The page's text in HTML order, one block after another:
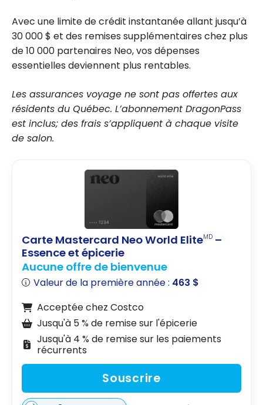
Avec une limite de crédit instantanée allant jusqu’à
30 000 $ et des remises supplémentaires chez plus
de 10 000 partenaires Neo, vos dépenses
essentielles deviennent plus rentables.
Les assurances voyage ne sont pas offertes aux
résidents du Québec. L’abonnement DragonPass
est inclus; des frais s’appliquent à chaque visite
de salon.
Carte Mastercard Neo World EliteMD –
Essence et épicerie
Aucune offre de bienvenue
Valeur de la première année : 463 $
Acceptée chez Costco
Jusqu'à 5 % de remise sur l'épicerie
Jusqu'à 4 % de remise sur les paiements
récurrents
Souscrire